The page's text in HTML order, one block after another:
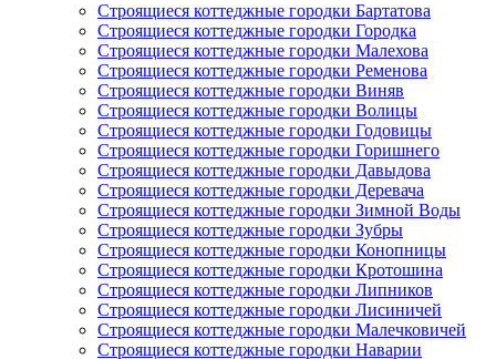
Строящиеся коттеджные городки Бартатова
Строящиеся коттеджные городки Городка
Строящиеся коттеджные городки Малехова
Строящиеся коттеджные городки Ременова
Строящиеся коттеджные городки Виняв
Строящиеся коттеджные городки Волицы
Строящиеся коттеджные городки Годовицы
Строящиеся коттеджные городки Горишнего
Строящиеся коттеджные городки Давыдова
Строящиеся коттеджные городки Деревача
Строящиеся коттеджные городки Зимной Воды
Строящиеся коттеджные городки Зубры
Строящиеся коттеджные городки Конопницы
Строящиеся коттеджные городки Кротошина
Строящиеся коттеджные городки Липников
Строящиеся коттеджные городки Лисиничей
Строящиеся коттеджные городки Малечковичей
Строящиеся коттеджные городки Наварии